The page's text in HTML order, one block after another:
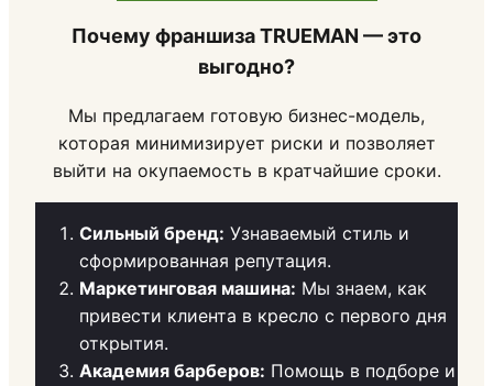
Почему франшиза TRUEMAN — это
выгодно?
Мы предлагаем готовую бизнес-модель,
которая минимизирует риски и позволяет
выйти на окупаемость в кратчайшие сроки.
Сильный бренд: Узнаваемый стиль и
сформированная репутация.
Маркетинговая машина: Мы знаем, как
привести клиента в кресло с первого дня
открытия.
Академия барберов: Помощь в подборе и